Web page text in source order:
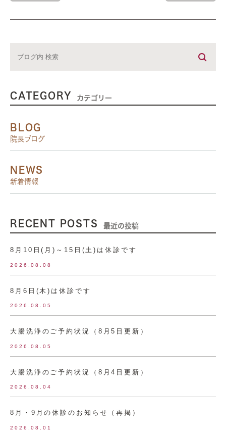
CATEGORY カテゴリー
BLOG
院長ブログ
NEWS
新着情報
RECENT POSTS 最近の投稿
8月10日(月)～15日(土)は休診です
2026.08.08
8月6日(木)は休診です
2026.08.05
大腸洗浄のご予約状況（8月5日更新）
2026.08.05
大腸洗浄のご予約状況（8月4日更新）
2026.08.04
8月・9月の休診のお知らせ（再掲）
2026.08.01